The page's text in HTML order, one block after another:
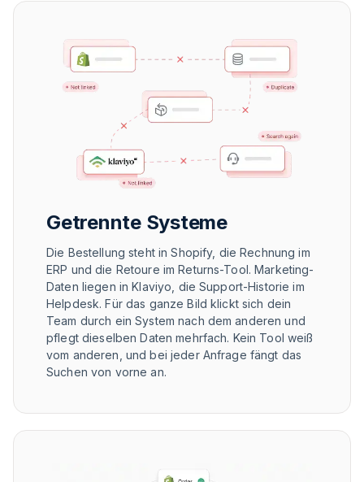
Getrennte Systeme
Die Bestellung steht in Shopify, die Rechnung im
ERP und die Retoure im Returns-Tool. Marketing-
Daten liegen in Klaviyo, die Support-Historie im
Helpdesk. Für das ganze Bild klickt sich dein
Team durch ein System nach dem anderen und
pflegt dieselben Daten mehrfach. Kein Tool weiß
vom anderen, und bei jeder Anfrage fängt das
Suchen von vorne an.